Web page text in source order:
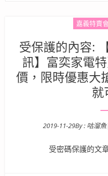
嘉義特賣
受保護的內容:
訊】富奕家電
價，限時優惠大
就
2019-11-29By : 咕溜
受密碼保護的文